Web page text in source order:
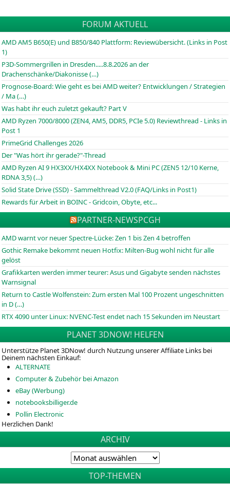
FORUM AKTUELL
AMD AM5 B650(E) und B850/840 Plattform: Reviewübersicht. (Links in Post
1)
P3D-Sommergrillen in Dresden.....8.8.2026 an der
Drachenschänke/Diakonisse (…)
Prognose-Board: Wie geht es bei AMD weiter? Entwicklungen / Strategien
/ Ma (…)
Was habt ihr euch zuletzt gekauft? Part V
AMD Ryzen 7000/8000 (ZEN4, AM5, DDR5, PCIe 5.0) Reviewthread - Links in
Post 1
PrimeGrid Challenges 2026
Der "Was hört ihr gerade?"-Thread
AMD Ryzen AI 9 HX3XX/HX4XX Notebook & Mini PC (ZEN5 12/10 Kerne,
RDNA 3,5) (…)
Solid State Drive (SSD) - Sammelthread V2.0 (FAQ/Links in Post1)
Rewards für Arbeit in BOINC - Gridcoin, Obyte, etc...
PARTNER-NEWSPCGH
AMD warnt vor neuer Spectre-Lücke: Zen 1 bis Zen 4 betroffen
Gothic Remake bekommt neuen Hotfix: Milten-Bug wohl nicht für alle
gelöst
Grafikkarten werden immer teurer: Asus und Gigabyte senden nächstes
Warnsignal
Return to Castle Wolfenstein: Zum ersten Mal 100 Prozent ungeschnitten
in D (…)
RTX 4090 unter Linux: NVENC-Test endet nach 15 Sekunden im Neustart
PLANET 3DNOW! HELFEN
Unterstütze Planet 3DNow! durch Nutzung unserer Affiliate Links bei
Deinem nächsten Einkauf:
ALTERNATE
Computer & Zubehör bei Amazon
eBay (Werbung)
notebooksbilliger.de
Pollin Electronic
Herzlichen Dank!
ARCHIV
TOP-THEMEN